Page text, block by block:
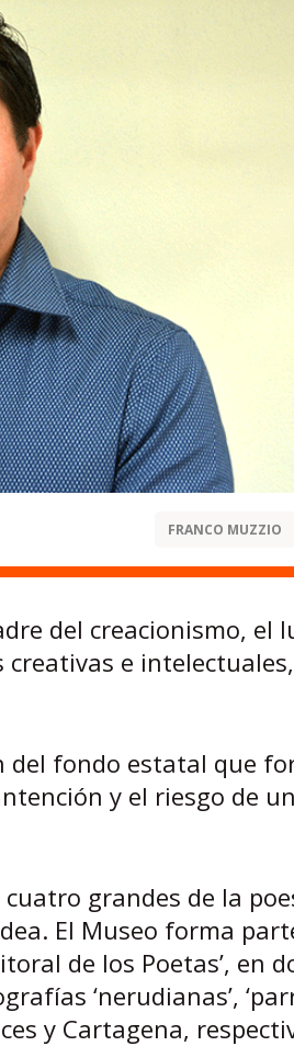
FRANCO MUZZIO
del creacionismo, el
e
del fondo estatal que
y el riesgo de
grandes de la
El Museo forma
de los Poetas’, en
‘nerudianas’,
y Cartagena,